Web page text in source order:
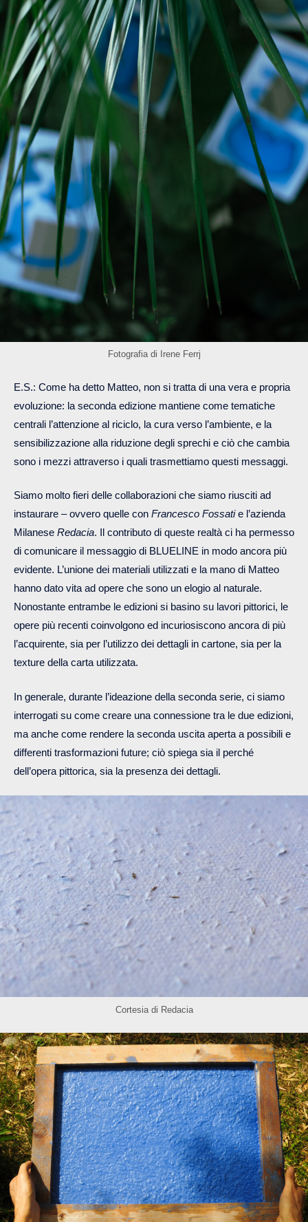
Fotografia di Irene Ferrj
E.S.: Come ha detto Matteo, non si tratta di una vera e propria
evoluzione: la seconda edizione mantiene come tematiche
centrali l’attenzione al riciclo, la cura verso l’ambiente, e la
sensibilizzazione alla riduzione degli sprechi e ciò che cambia
sono i mezzi attraverso i quali trasmettiamo questi messaggi.
Siamo molto fieri delle collaborazioni che siamo riusciti ad
instaurare – ovvero quelle con Francesco Fossatie l’azienda
Milanese Redacia. Il contributo di queste realtà ci ha permesso
di comunicare il messaggio di BLUELINE in modo ancora più
evidente. L’unione dei materiali utilizzati e la mano di Matteo
hanno dato vita ad opere che sono un elogio al naturale.
Nonostante entrambe le edizioni si basino su lavori pittorici, le
opere più recenti coinvolgono ed incuriosiscono ancora di più
l’acquirente, sia per l’utilizzo dei dettagli in cartone, sia per la
texture della carta utilizzata.
In generale, durante l’ideazione della seconda serie, ci siamo
interrogati su come creare una connessione tra le due edizioni,
ma anche come rendere la seconda uscita aperta a possibili e
differenti trasformazioni future; ciò spiega sia il perché
dell’opera pittorica, sia la presenza dei dettagli.
Cortesia di Redacia